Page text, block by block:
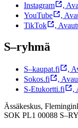
Instagram
,
YouTube
,
TikTok
,
S–ryhmä
S–kaupat.fi ,
Sokos.fi
,
S-Etukortti.fi
,
Ässäkeskus,
SOK PL1 00088